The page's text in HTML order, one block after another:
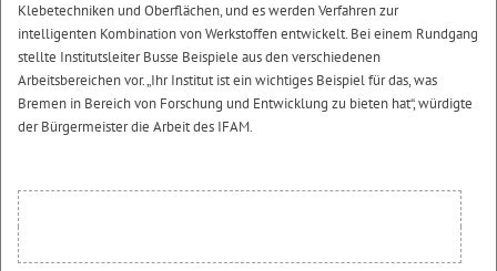
Klebetechniken und Oberflächen, und es werden Verfahren zur
intelligenten Kombination von Werkstoffen entwickelt. Bei einem Rundgang
stellte Institutsleiter Busse Beispiele aus den verschiedenen
Arbeitsbereichen vor. „Ihr Institut ist ein wichtiges Beispiel für das, was
Bremen in Bereich von Forschung und Entwicklung zu bieten hat“, würdigte
der Bürgermeister die Arbeit des IFAM.